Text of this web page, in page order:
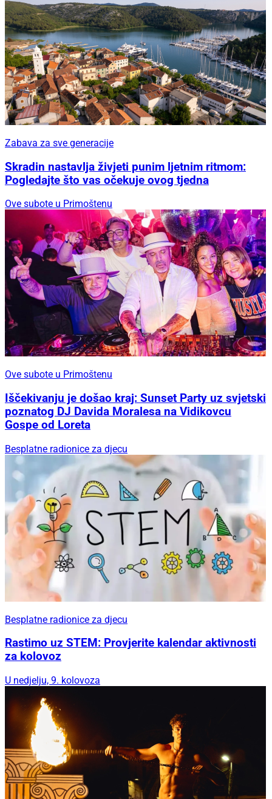
Zabava za sve generacije
Skradin nastavlja živjeti punim ljetnim ritmom:
Pogledajte što vas očekuje ovog tjedna
Ove subote u Primoštenu
Ove subote u Primoštenu
Iščekivanju je došao kraj: Sunset Party uz svjetski
poznatog DJ Davida Moralesa na Vidikovcu
Gospe od Loreta
Besplatne radionice za djecu
Besplatne radionice za djecu
Rastimo uz STEM: Provjerite kalendar aktivnosti
za kolovoz
U nedjelju, 9. kolovoza